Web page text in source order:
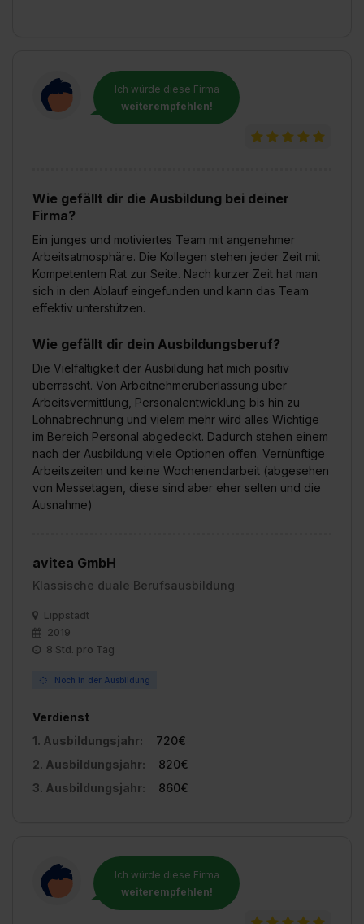
Ich würde diese Firma
weiterempfehlen!
Wie gefällt dir die Ausbildung bei deiner
Firma?
Ein junges und motiviertes Team mit angenehmer
Arbeitsatmosphäre. Die Kollegen stehen jeder Zeit mit
Kompetentem Rat zur Seite. Nach kurzer Zeit hat man
sich in den Ablauf eingefunden und kann das Team
effektiv unterstützen.
Wie gefällt dir dein Ausbildungsberuf?
Die Vielfältigkeit der Ausbildung hat mich positiv
überrascht. Von Arbeitnehmerüberlassung über
Arbeitsvermittlung, Personalentwicklung bis hin zu
Lohnabrechnung und vielem mehr wird alles Wichtige
im Bereich Personal abgedeckt. Dadurch stehen einem
nach der Ausbildung viele Optionen offen. Vernünftige
Arbeitszeiten und keine Wochenendarbeit (abgesehen
von Messetagen, diese sind aber eher selten und die
Ausnahme)
avitea GmbH
Klassische duale Berufsausbildung
Lippstadt
2019
8 Std. pro Tag
Noch in der Ausbildung
Verdienst
1. Ausbildungsjahr:
720€
2. Ausbildungsjahr:
820€
3. Ausbildungsjahr:
860€
Ich würde diese Firma
weiterempfehlen!